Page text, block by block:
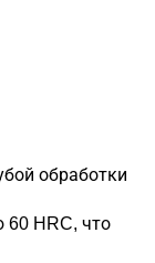
обработки
60 HRC, что